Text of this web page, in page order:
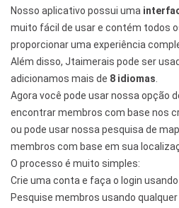
Nosso aplicativo possui uma
muito fácil de usar e contém todos
proporcionar uma experiência
Além disso, Jtaimerais pode ser
adicionamos mais de 8 idiomas
Agora você pode usar nossa opção
encontrar membros com base nos
ou pode usar nossa pesquisa de
membros com base em sua
O processo é muito simples:
Crie uma conta e faça o login
Pesquise membros usando